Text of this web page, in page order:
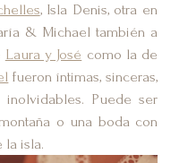
, Isla Denis, otra en
& Michael también a
Laura y José como la de
fueron íntimas, sinceras,
Puede ser
o una boda con
la isla.